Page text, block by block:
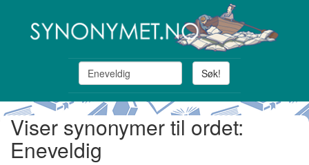
Søk!
Viser synonymer til ordet:
Eneveldig